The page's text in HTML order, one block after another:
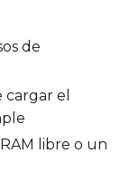
de
el
libre o un